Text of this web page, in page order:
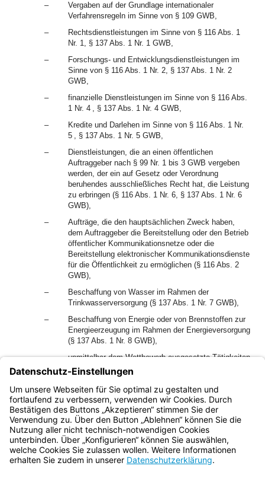
–
Vergaben auf der Grundlage internationaler
Verfahrensregeln im Sinne von § 109 GWB,
–
Rechtsdienstleistungen im Sinne von § 116 Abs. 1
Nr. 1, § 137 Abs. 1 Nr. 1 GWB,
–
Forschungs- und Entwicklungsdienstleistungen im
Sinne von § 116 Abs. 1 Nr. 2, § 137 Abs. 1 Nr. 2
GWB,
–
finanzielle Dienstleistungen im Sinne von § 116 Abs.
1 Nr. 4 , § 137 Abs. 1 Nr. 4 GWB,
–
Kredite und Darlehen im Sinne von § 116 Abs. 1 Nr.
5 , § 137 Abs. 1 Nr. 5 GWB,
–
Dienstleistungen, die an einen öffentlichen
Auftraggeber nach § 99 Nr. 1 bis 3 GWB vergeben
werden, der ein auf Gesetz oder Verordnung
beruhendes ausschließliches Recht hat, die Leistung
zu erbringen (§ 116 Abs. 1 Nr. 6, § 137 Abs. 1 Nr. 6
GWB),
–
Aufträge, die den hauptsächlichen Zweck haben,
dem Auftraggeber die Bereitstellung oder den Betrieb
öffentlicher Kommunikationsnetze oder die
Bereitstellung elektronischer Kommunikationsdienste
für die Öffentlichkeit zu ermöglichen (§ 116 Abs. 2
GWB),
–
Beschaffung von Wasser im Rahmen der
Trinkwasserversorgung (§ 137 Abs. 1 Nr. 7 GWB),
–
Beschaffung von Energie oder von Brennstoffen zur
Energieerzeugung im Rahmen der Energieversorgung
(§ 137 Abs. 1 Nr. 8 GWB),
–
unmittelbar dem Wettbewerb ausgesetzte Tätigkeiten
im Sinne von § 140 GWB.
2Der Haushaltsgrundsatz der Sparsamkeit und
Wirtschaftlichkeit ist zu beachten.
Bayern.de
BayernPortal